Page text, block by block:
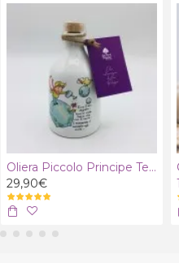
Oliera Piccolo Principe Terra con olio extra vergine bio
29,90€